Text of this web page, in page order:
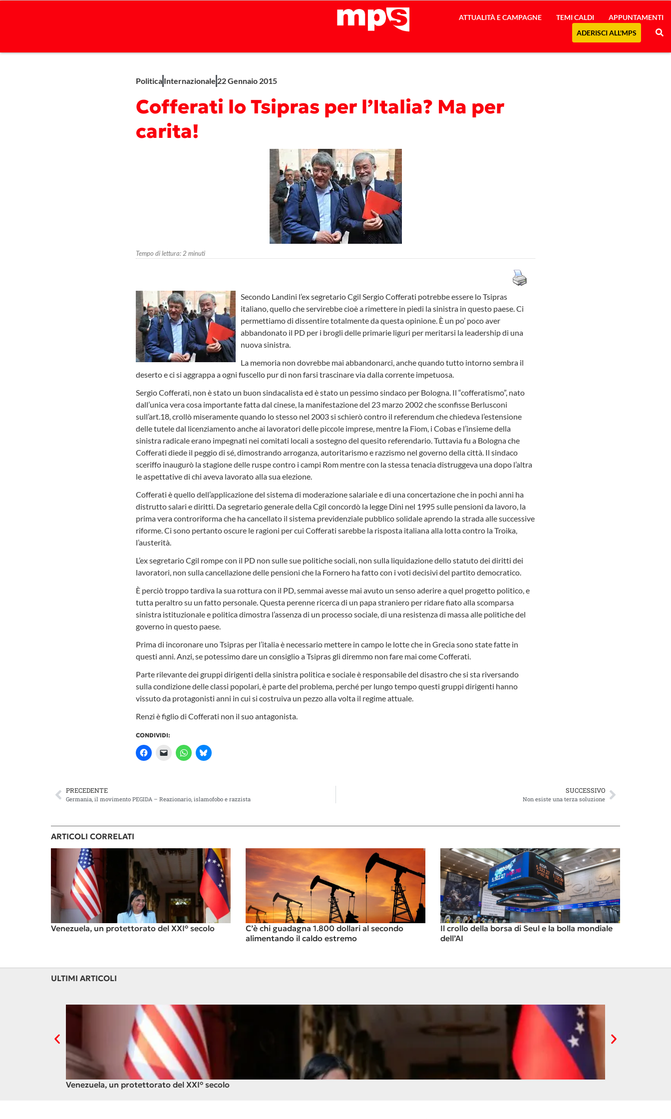
ATTUALITÀ E CAMPAGNE TEMI CALDI
APPUNTAMENTI
ADERISCI ALL'MPS
Politica Internazionale 22 Gennaio 2015
Cofferati lo Tsipras per l’Italia? Ma per
carita!
Tempo di lettura: 2 minuti
Secondo Landini l’ex segretario Cgil Sergio Cofferati potrebbe essere lo Tsipras
italiano, quello che servirebbe cioè a rimettere in piedi la sinistra in questo paese. Ci
permettiamo di dissentire totalmente da questa opinione. È un po’ poco aver
abbandonato il PD per i brogli delle primarie liguri per meritarsi la leadership di una
nuova sinistra.
La memoria non dovrebbe mai abbandonarci, anche quando tutto intorno sembra il
deserto e ci si aggrappa a ogni fuscello pur di non farsi trascinare via dalla corrente impetuosa.
Sergio Cofferati, non è stato un buon sindacalista ed è stato un pessimo sindaco per Bologna. Il “cofferatismo”, nato
dall’unica vera cosa importante fatta dal cinese, la manifestazione del 23 marzo 2002 che sconfisse Berlusconi
sull’art.18, crollò miseramente quando lo stesso nel 2003 si schierò contro il referendum che chiedeva l’estensione
delle tutele dal licenziamento anche ai lavoratori delle piccole imprese, mentre la Fiom, i Cobas e l’insieme della
sinistra radicale erano impegnati nei comitati locali a sostegno del quesito referendario. Tuttavia fu a Bologna che
Cofferati diede il peggio di sé, dimostrando arroganza, autoritarismo e razzismo nel governo della città. Il sindaco
sceriffo inaugurò la stagione delle ruspe contro i campi Rom mentre con la stessa tenacia distruggeva una dopo l’altra
le aspettative di chi aveva lavorato alla sua elezione.
Cofferati è quello dell’applicazione del sistema di moderazione salariale e di una concertazione che in pochi anni ha
distrutto salari e diritti. Da segretario generale della Cgil concordò la legge Dini nel 1995 sulle pensioni da lavoro, la
prima vera controriforma che ha cancellato il sistema previdenziale pubblico solidale aprendo la strada alle successive
riforme. Ci sono pertanto oscure le ragioni per cui Cofferati sarebbe la risposta italiana alla lotta contro la Troika,
l’austerità.
L’ex segretario Cgil rompe con il PD non sulle sue politiche sociali, non sulla liquidazione dello statuto dei diritti dei
lavoratori, non sulla cancellazione delle pensioni che la Fornero ha fatto con i voti decisivi del partito democratico.
È perciò troppo tardiva la sua rottura con il PD, semmai avesse mai avuto un senso aderire a quel progetto politico, e
tutta peraltro su un fatto personale. Questa perenne ricerca di un papa straniero per ridare fiato alla scomparsa
sinistra istituzionale e politica dimostra l’assenza di un processo sociale, di una resistenza di massa alle politiche del
governo in questo paese.
Prima di incoronare uno Tsipras per l’italia è necessario mettere in campo le lotte che in Grecia sono state fatte in
questi anni. Anzi, se potessimo dare un consiglio a Tsipras gli diremmo non fare mai come Cofferati.
Parte rilevante dei gruppi dirigenti della sinistra politica e sociale è responsabile del disastro che si sta riversando
sulla condizione delle classi popolari, è parte del problema, perché per lungo tempo questi gruppi dirigenti hanno
vissuto da protagonisti anni in cui si costruiva un pezzo alla volta il regime attuale.
Renzi è figlio di Cofferati non il suo antagonista.
CONDIVIDI:
PRECEDENTE
Germania, il movimento PEGIDA – Reazionario, islamofobo e razzista
SUCCESSIVO
Non esiste una terza soluzione
ARTICOLI CORRELATI
Venezuela, un protettorato del XXI° secolo
C’è chi guadagna 1.800 dollari al secondo
alimentando il caldo estremo
Il crollo della borsa di Seul e la bolla mondiale
dell’AI
ULTIMI ARTICOLI
Venezuela, un protettorato del XXI° secolo